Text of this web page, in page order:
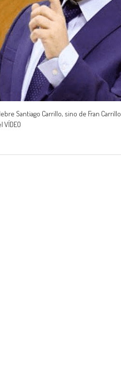
Santiago Carrillo, sino de Fran
VÍDEO